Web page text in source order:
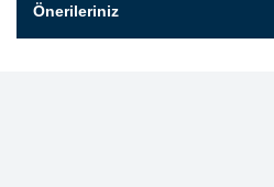
Önerileriniz